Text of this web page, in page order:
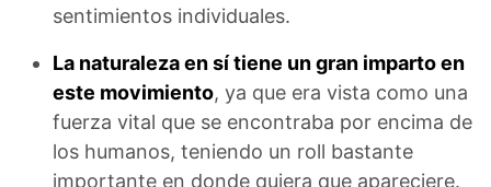
sentimientos individuales.
La naturaleza en sí tiene un gran imparto en
este movimiento, ya que era vista como una
fuerza vital que se encontraba por encima de
los humanos, teniendo un roll bastante
importante en donde quiera que apareciere.